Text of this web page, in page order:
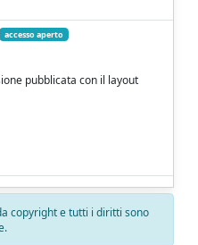
accesso aperto
pubblicata con il layout
copyright e tutti i diritti sono